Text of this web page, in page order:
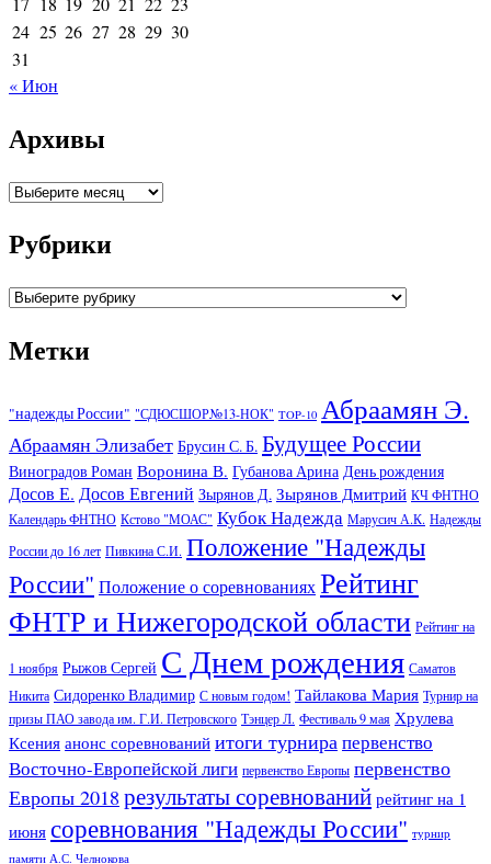
24 25 26 27 28 29 30
31
« Июн
Архивы
Архивы
Рубрики
Рубрики
Метки
"надежды России" "СДЮСШОР№13-НОК" TOP-10 Абраамян Э.
Абраамян Элизабет Брусин С. Б. Будущее России
Виноградов Роман Воронина В. Губанова Арина День рождения
Досов Е. Досов Евгений Зырянов Д. Зырянов Дмитрий КЧ ФНТНО
Календарь ФНТНО Кстово "МОАС" Кубок Надежда Марусич А.К. Надежды
России до 16 лет Пивкина С.И. Положение "Надежды
России" Положение о соревнованияхРейтинг
ФНТР и Нижегородской области Рейтинг на
1 ноября Рыжов Сергей С Днем рождения Саматов
Никита Сидоренко Владимир С новым годом! Тайлакова Мария Турнир на
призы ПАО завода им. Г.И. Петровского Тэнцер Л. Фестиваль 9 мая Хрулева
Ксения анонс соревнований итоги турнирапервенство
Восточно-Европейской лиги первенство Европы первенство
Европы 2018 результаты соревнований рейтинг на 1
июня соревнования "Надежды России" турнир
памяти А.С. Челнокова